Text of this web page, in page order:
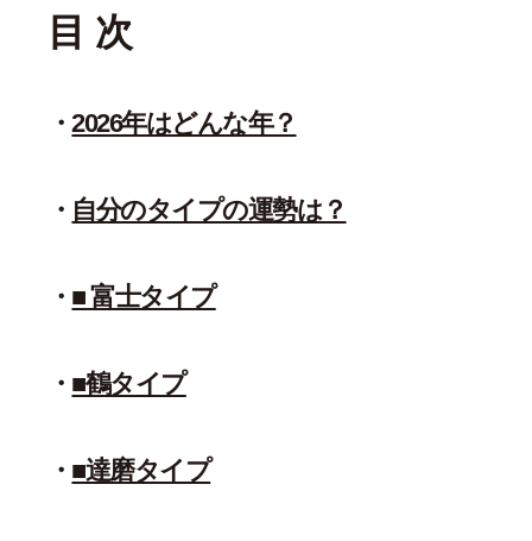
目 次
2026年はどんな年？
自分のタイプの運勢は？
■ 富士タイプ
■鶴タイプ
■達磨タイプ